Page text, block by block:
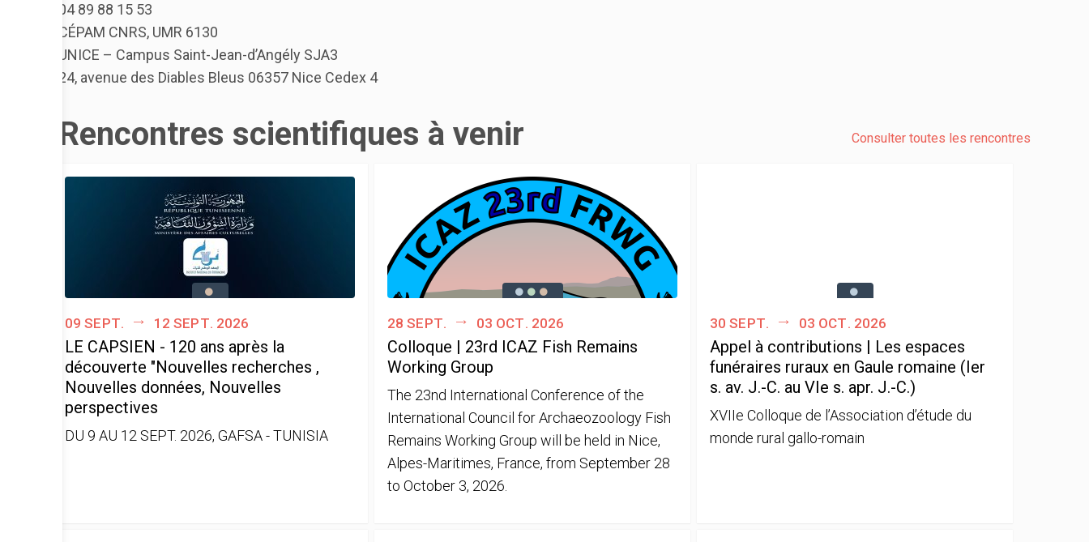
04 89 88 15 53
CÉPAM CNRS, UMR 6130
UNICE – Campus Saint-Jean-d’Angély SJA3
24, avenue des Diables Bleus 06357 Nice Cedex 4
Rencontres scientifiques à venir Consulter toutes les rencontres
09 sept. 12 sept. 2026
LE CAPSIEN - 120 ans après la
découverte "Nouvelles recherches ,
Nouvelles données, Nouvelles
perspectives
DU 9 AU 12 SEPT. 2026, GAFSA - TUNISIA
28 sept. 03 oct. 2026
Colloque | 23rd ICAZ Fish Remains
Working Group
The 23nd International Conference of the
International Council for Archaeozoology Fish
Remains Working Group will be held in Nice,
Alpes-Maritimes, France, from September 28
to October 3, 2026.
30 sept. 03 oct. 2026
Appel à contributions | Les espaces
funéraires ruraux en Gaule romaine (Ier
s. av. J.-C. au VIe s. apr. J.-C.)
XVIIe Colloque de l’Association d’étude du
monde rural gallo-romain